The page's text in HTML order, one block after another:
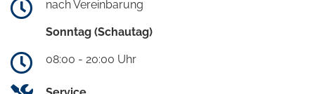
nach Vereinbarung
Sonntag (Schautag)
08:00 - 20:00 Uhr